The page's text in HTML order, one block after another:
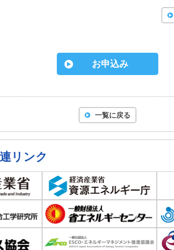
お申込み
一覧に戻る
リンク